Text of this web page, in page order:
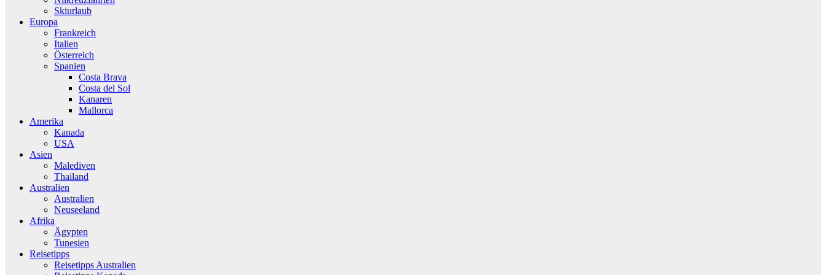
Skiurlaub
Europa
Frankreich
Italien
Österreich
Spanien
Costa Brava
Costa del Sol
Kanaren
Mallorca
Amerika
Kanada
USA
Asien
Malediven
Thailand
Australien
Australien
Neuseeland
Afrika
Ägypten
Tunesien
Reisetipps
Reisetipps Australien